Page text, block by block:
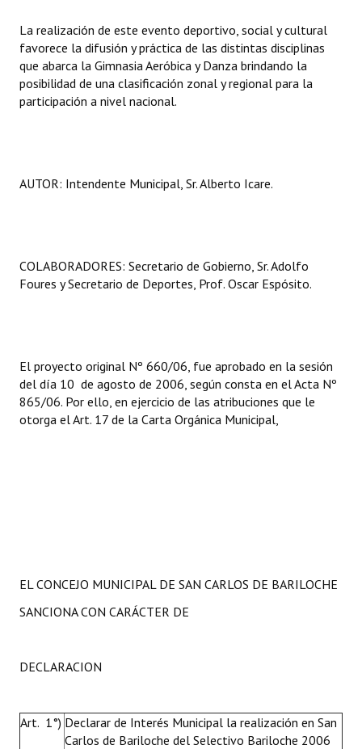
Datos Históricos
Premio al Mérito - Registro
Audiencias Públicas - Registro
Ciudadano Ilustre - Registro
Huéspedes de Honor - Registro
Antiguos Pobladores - Registro
Bariloche, Municipio intercultural
Entrega de distinciones
REFORMA DE LA CARTA ORGÁNICA
La realización de este evento deportivo, social y cultural
favorece la difusión y práctica de las distintas disciplinas
que abarca la Gimnasia Aeróbica y Danza brindando la
posibilidad de una clasificación zonal y regional para la
participación a nivel nacional.
AUTOR: Intendente Municipal, Sr. Alberto Icare.
COLABORADORES: Secretario de Gobierno, Sr. Adolfo
Foures y Secretario de Deportes, Prof. Oscar Espósito.
El proyecto original Nº 660/06, fue aprobado en la sesión
del día 10 de agosto de 2006, según consta en el Acta Nº
865/06. Por ello, en ejercicio de las atribuciones que le
otorga el Art. 17 de la Carta Orgánica Municipal,
EL CONCEJO MUNICIPAL DE SAN CARLOS DE BARILOCHE
SANCIONA CON CARÁCTER DE
DECLARACION
Art. 1°) Declarar de Interés Municipal la realización en San
Carlos de Bariloche del Selectivo Bariloche 2006